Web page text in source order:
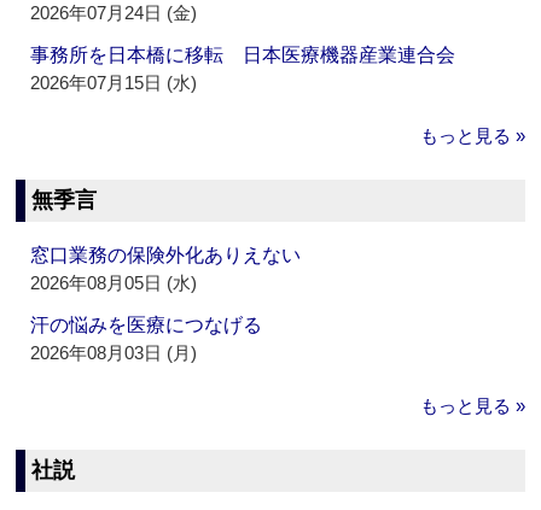
2026年07月24日 (金)
事務所を日本橋に移転 日本医療機器産業連合会
2026年07月15日 (水)
もっと見る »
無季言
窓口業務の保険外化ありえない
2026年08月05日 (水)
汗の悩みを医療につなげる
2026年08月03日 (月)
もっと見る »
社説